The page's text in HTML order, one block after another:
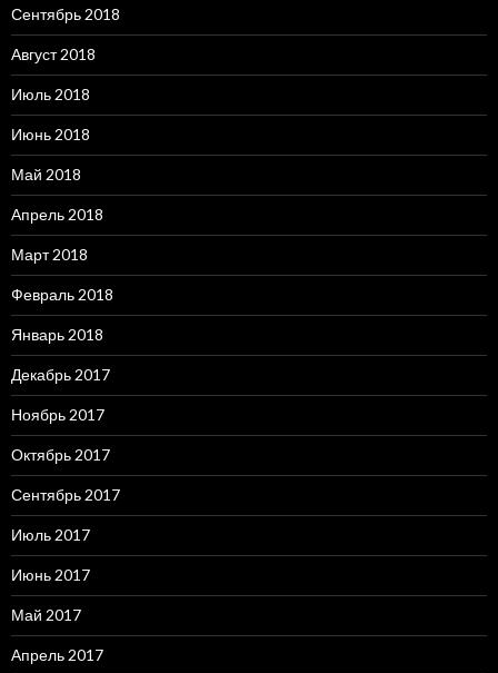
Сентябрь 2018
Август 2018
Июль 2018
Июнь 2018
Май 2018
Апрель 2018
Март 2018
Февраль 2018
Январь 2018
Декабрь 2017
Ноябрь 2017
Октябрь 2017
Сентябрь 2017
Июль 2017
Июнь 2017
Май 2017
Апрель 2017